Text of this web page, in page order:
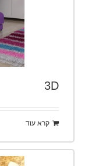
3D
קרא עוד